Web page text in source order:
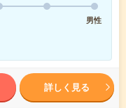
男性
詳しく見る